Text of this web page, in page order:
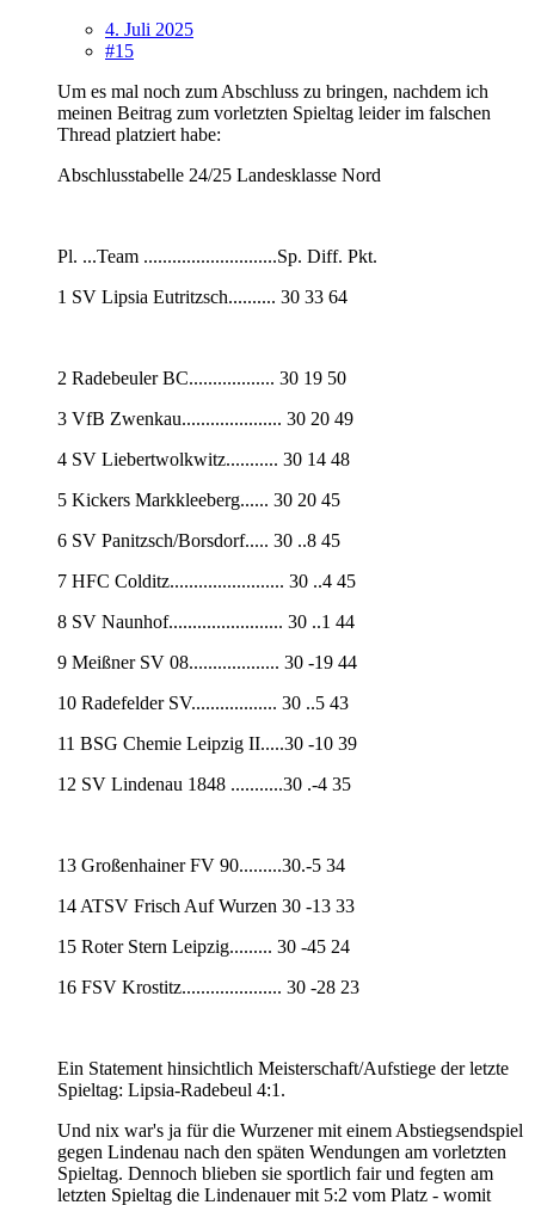
4. Juli 2025
#15
Um es mal noch zum Abschluss zu bringen, nachdem ich
meinen Beitrag zum vorletzten Spieltag leider im falschen
Thread platziert habe:
Abschlusstabelle 24/25 Landesklasse Nord
Pl. ...Team ............................Sp. Diff. Pkt.
1 SV Lipsia Eutritzsch.......... 30 33 64
2 Radebeuler BC.................. 30 19 50
3 VfB Zwenkau..................... 30 20 49
4 SV Liebertwolkwitz........... 30 14 48
5 Kickers Markkleeberg...... 30 20 45
6 SV Panitzsch/Borsdorf..... 30 ..8 45
7 HFC Colditz........................ 30 ..4 45
8 SV Naunhof........................ 30 ..1 44
9 Meißner SV 08................... 30 -19 44
10 Radefelder SV.................. 30 ..5 43
11 BSG Chemie Leipzig II.....30 -10 39
12 SV Lindenau 1848 ...........30 .-4 35
13 Großenhainer FV 90.........30.-5 34
14 ATSV Frisch Auf Wurzen 30 -13 33
15 Roter Stern Leipzig......... 30 -45 24
16 FSV Krostitz..................... 30 -28 23
Ein Statement hinsichtlich Meisterschaft/Aufstiege der letzte
Spieltag: Lipsia-Radebeul 4:1.
Und nix war's ja für die Wurzener mit einem Abstiegsendspiel
gegen Lindenau nach den späten Wendungen am vorletzten
Spieltag. Dennoch blieben sie sportlich fair und fegten am
letzten Spieltag die Lindenauer mit 5:2 vom Platz - womit